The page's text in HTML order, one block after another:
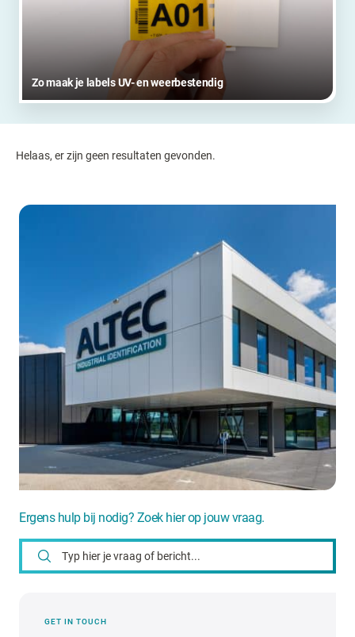
Zo maak je labels UV- en weerbestendig
Helaas, er zijn geen resultaten gevonden.
Ergens hulp bij nodig? Zoek hier op jouw vraag.
GET IN TOUCH